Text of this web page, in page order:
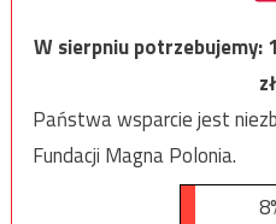
W sierpniu potrzebujemy:
Państwa wsparcie jest
Fundacji Magna Polonia.